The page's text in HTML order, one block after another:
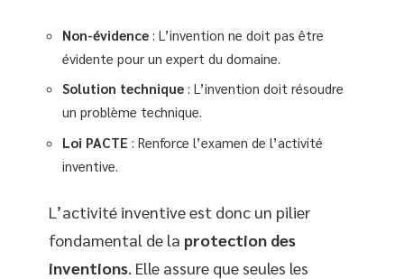
Non-évidence : L’invention ne doit pas être
évidente pour un expert du domaine.
Solution technique : L’invention doit résoudre
un problème technique.
Loi PACTE : Renforce l’examen de l’activité
inventive.
L’activité inventive est donc un pilier
fondamental de la protection des
inventions. Elle assure que seules les